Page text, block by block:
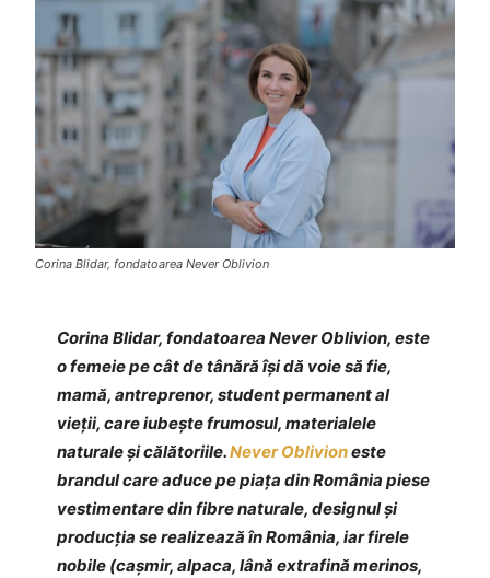
Corina Blidar, fondatoarea Never Oblivion
Corina Blidar, fondatoarea Never Oblivion, este
o femeie pe cât de tânără își dă voie să fie,
mamă, antreprenor, student permanent al
vieții, care iubește frumosul, materialele
naturale și călătoriile.Never Oblivioneste
brandul care aduce pe piața din România piese
vestimentare din fibre naturale, designul și
producția se realizează în România, iar firele
nobile (cașmir, alpaca, lână extrafină merinos,